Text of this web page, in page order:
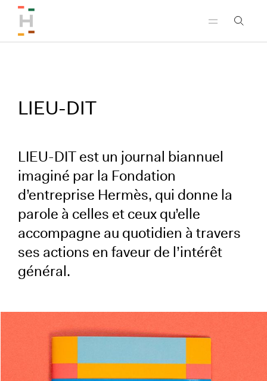
LIEU-DIT
LIEU-DIT est un journal biannuel
imaginé par la Fondation
d’entreprise Hermès, qui donne la
parole à celles et ceux qu’elle
accompagne au quotidien à travers
ses actions en faveur de l’intérêt
général.